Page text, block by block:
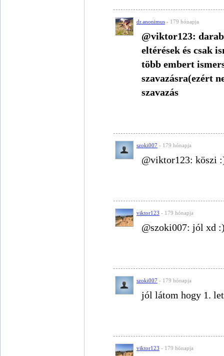
dr.anonimus - 179 hónapja
@viktor123:
eltérések és csak
több embert
szavazásra(ezért
szavazás
szoki007 - 179 hónapja
@viktor123: köszi
viktor123 - 179 hónapja
@szoki007: jól xd
szoki007 - 179 hónapja
jól látom hogy 1.
viktor123 - 179 hónapja